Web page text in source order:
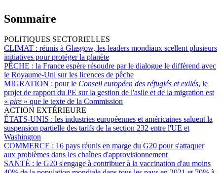
Sommaire
POLITIQUES SECTORIELLES
CLIMAT : réunis à Glasgow, les leaders mondiaux scellent plusieurs
initiatives pour protéger la planète
PÊCHE : la France espère résoudre par le dialogue le différend avec
le Royaume-Uni sur les licences de pêche
MIGRATION : pour le Conseil européen des réfugiés et exilés, le
projet de rapport du PE sur la gestion de l'asile et de la migration est
« pire » que le texte de la Commission
ACTION EXTÉRIEURE
ÉTATS-UNIS : les industries européennes et américaines saluent la
suspension partielle des tarifs de la section 232 entre l'UE et
Washington
COMMERCE : 16 pays réunis en marge du G20 pour s'attaquer
aux problèmes dans les chaînes d'approvisionnement
SANTÉ : le G20 s'engage à contribuer à la vaccination d'au moins